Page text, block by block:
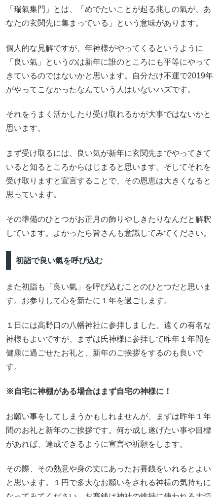
「瑞氣集門」とは、「めでたいことが起る兆しの氣が、あ
なたの玄関先に集まっている」という意味があります。
個人的な見解ですが、年神様がやってくるというように
「良い氣」というのは新年に誰のところにも平等にやって
きているのではないかと思います。自分だけ不運で2019年
がやってこなかったなんていう人はいないハズです。
それをうまく活かしたり受け取れるかが大事ではないかと
思います。
まず受け取るには、良い気が新年に玄関先までやってきて
いると知るところからはじまると思います。そしてそれを
受け取りますと宣言することで、その恩恵は大きくなると
思っています。
その準備のひとつがお正月の飾りやしきたりなんだと解釈
しています。よかったら皆さんも意識してみてください。
初詣で良い氣を呼び込む
また初詣も「良い氣」を呼び込むことのひとつだと思いま
す。お参りして心を新たに１年を過ごします。
１日には高野口の八幡神社に参拝しました。遠くの有名な
神様もよいですが、まずは氏神様に参拝して昨年１年間を
健康に過ごせたお礼と、新年のご挨拶をするのも良いで
す。
※自宅に神棚がある場合はまず自宅の神様に！
お願い事をしてしまうかもしれませんが、まずは昨年１年
間のお礼と新年のご挨拶です。何か成し遂げたい事や目標
があれば、達成できるように宣言や祈願をします。
その際、その熱意や身の丈にあったお賽銭をいれるとよい
と思います。１円で多大なお願いをされる神様の気持ちに